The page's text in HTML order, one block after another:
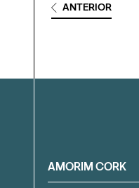
ANTERIOR
Filtrar
AMORIM CORK